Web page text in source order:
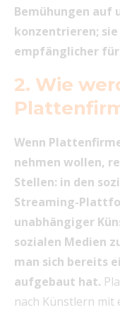
Bemühungen auf
konzentrieren;
empfänglicher für
2. Wie
Wenn
nehmen wollen,
Stellen: in den
Streaming-
unabhängiger
sozialen Medien
man sich bereits
aufgebaut hat.
nach Künstlern